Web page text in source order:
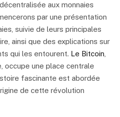
aux monnaies
par une présentation
suivie de leurs principales
ainsi que des explications sur
qui les entourent. Le Bitcoin
occupe une place centrale
fascinante est abordée
de cette révolution